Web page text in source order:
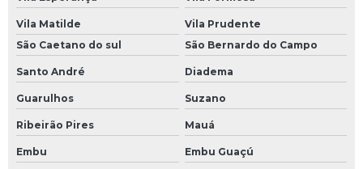
Reparo eletrônica industrial
Sensor óptico industrial
Sensores ópticos
Sensores ópticos de barreira
Servo drive resolver
Servo motor com encoder
Vila Matilde
Vila Prudente
São Caetano do sul
São Bernardo do Campo
Santo André Diadema
Guarulhos Suzano
Ribeirão Pires Mauá
Embu Embu Guaçú